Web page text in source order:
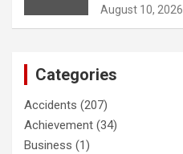
August 10, 2026
Categories
Accidents (207)
Achievement (34)
Business (1)